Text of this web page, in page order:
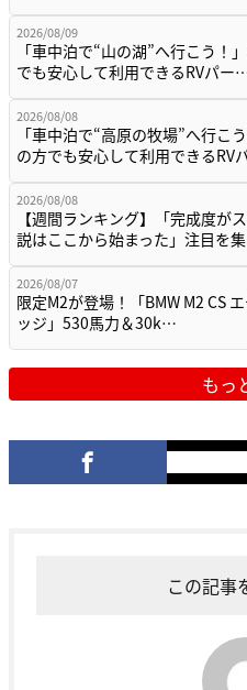
2026/08/09
「車中泊で“山の湖”へ行こう！
でも安心して利用できるRVパー
2026/08/08
「車中泊で“高原の牧場”へ行こ
の方でも安心して利用できるRV
2026/08/08
【週間ランキング】「完成度が
説はここから始まった」注目を
2026/08/07
限定M2が登場！「BMW M2 CS
ッジ」530馬力＆30k…
もっ
この記事